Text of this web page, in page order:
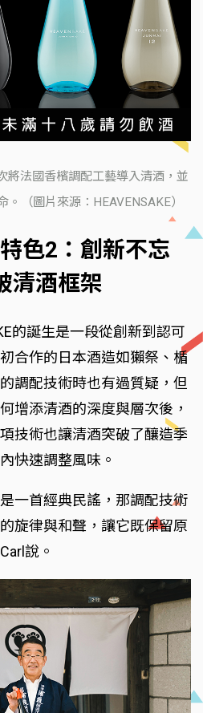
將法國香檳調配工藝導入清酒，並
（圖片來源：HEAVENSAKE）
色2：創新不忘
清酒框架
的誕生是一段從創新到認可
合作的日本酒造如獺祭、楯
調配技術時也有過質疑，但
增添清酒的深度與層次後，
技術也讓清酒突破了釀造季
快速調整風味。
一首經典民謠，那調配技術
旋律與和聲，讓它既保留原
說。